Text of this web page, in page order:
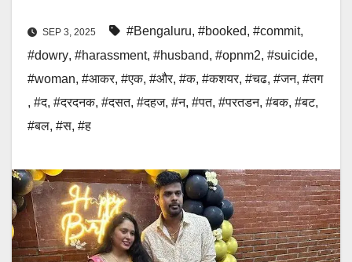
SEP 3, 2025 #Bengaluru, #booked, #commit,
#dowry, #harassment, #husband, #opnm2, #suicide,
#woman, #आकर, #एक, #और, #क, #कशयर, #चढ, #जन, #तग
, #द, #दरदनक, #दसत, #दहज, #न, #पत, #परतडन, #बक, #बट,
#बल, #स, #ह